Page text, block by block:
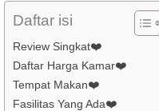
Daftar isi
Review Singkat❤️
Daftar Harga Kamar❤️
Tempat Makan❤️
Fasilitas Yang Ada❤️